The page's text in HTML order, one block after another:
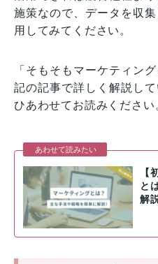
施策なので、データを収
用してみてください。
「そもそもマーケティン
記の記事で詳しく解説し
ひあわせてお読みください
【
と
解